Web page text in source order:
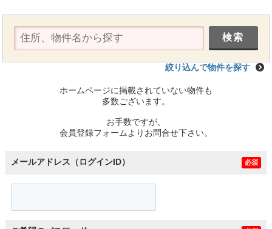
絞り込んで物件を探す
ホームページに掲載されていない物件も
多数ございます。
お手数ですが、
会員登録フォームよりお問合せ下さい。
メールアドレス（ログインID） 必須